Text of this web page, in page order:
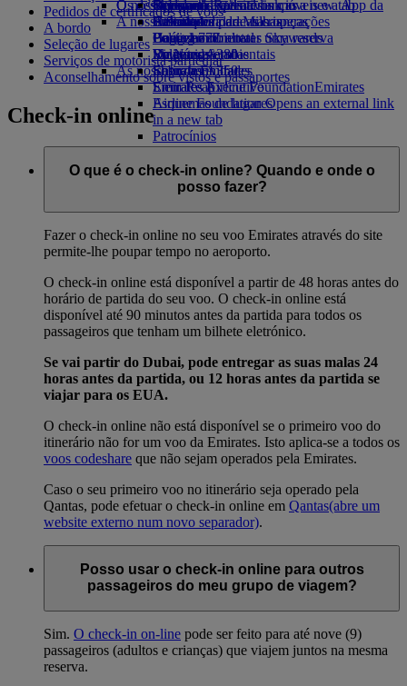
Opens an external link in a new tab
Bebidas
A nossa frota
Boeing 777
Emirates A380
Emirates A350
Emirates Executive
Esquemas de lugares
Brinquedos para crianças
Atividades para as crianças
O nosso planeta
Sustentabilidade nas operações
Política ambiental
Relatórios ambientais
As nossas comunidades
Emirates Airline FoundationEmirates
Airline Foundation Opens an external link
in a new tab
Patrocínios
Os destinos mais recentes
Helsínquia
Hangzhou
Da Nang
Shenzhen
Siem Reap
Skywards Rail
Calculadora de Milhas
Login em Emirates Skywards
Skywards+
Site para dispositivos móveis e a App da
Emirates
Cancelar ou alterar uma reserva
Viagens afetadas
Sobre a Emirates
Pedidos de certificados de voos
A bordo
Seleção de lugares
Serviços de motorista particular
Aconselhamento sobre vistos e passaportes
Check-in online
O que é o check-in online? Quando e onde o
posso fazer?
Fazer o check-in online no seu voo Emirates através do site
permite-lhe poupar tempo no aeroporto.
O check-in online está disponível a partir de 48 horas antes do
horário de partida do seu voo. O check-in online está
disponível até 90 minutos antes da partida para todos os
passageiros que tenham um bilhete eletrónico.
Se vai partir do Dubai, pode entregar as suas malas 24
horas antes da partida, ou 12 horas antes da partida se
viajar para os EUA.
O check-in online não está disponível se o primeiro voo do
itinerário não for um voo da Emirates. Isto aplica-se a todos os
voos codeshare que não sejam operados pela Emirates.
Caso o seu primeiro voo no itinerário seja operado pela
Qantas, pode efetuar o check-in online em Qantas(abre um
website externo num novo separador).
Posso usar o check-in online para outros
passageiros do meu grupo de viagem?
Sim. O check-in on-line pode ser feito para até nove (9)
passageiros (adultos e crianças) que viajem juntos na mesma
reserva.